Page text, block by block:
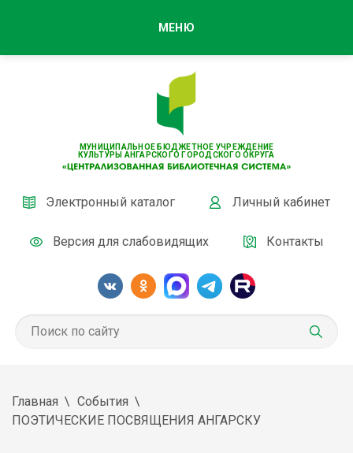
МУНИЦИПАЛЬНОЕ БЮДЖЕТНОЕ УЧРЕЖДЕНИЕ
КУЛЬТУРЫ АНГАРСКОГО ГОРОДСКОГО ОКРУГА
Электронный каталог Личный кабинет
Версия для слабовидящих Контакты
МЕНЮ
Главная
События
ПОЭТИЧЕСКИЕ ПОСВЯЩЕНИЯ АНГАРСКУ